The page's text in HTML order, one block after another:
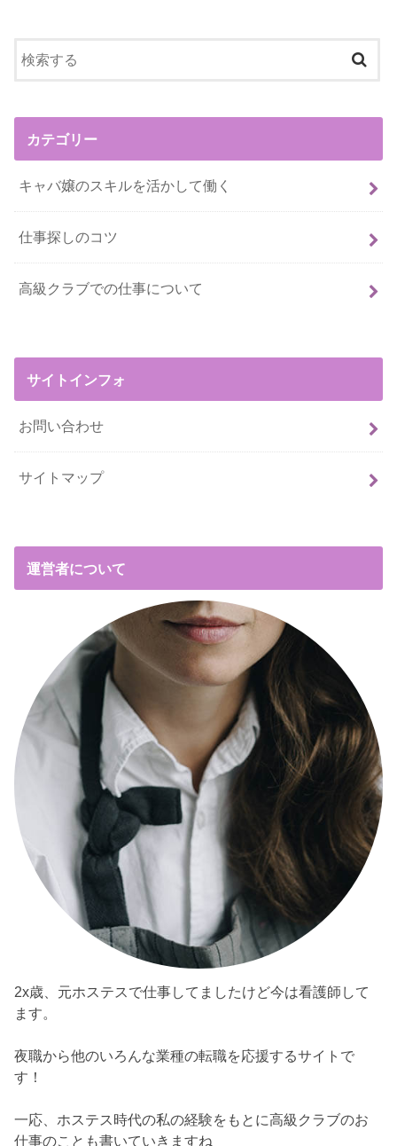
カテゴリー
キャバ嬢のスキルを活かして働く
仕事探しのコツ
高級クラブでの仕事について
サイトインフォ
お問い合わせ
サイトマップ
運営者について
2x歳、元ホステスで仕事してましたけど今は看護師して
ます。
夜職から他のいろんな業種の転職を応援するサイトで
す！
一応、ホステス時代の私の経験をもとに高級クラブのお
仕事のことも書いていきますね